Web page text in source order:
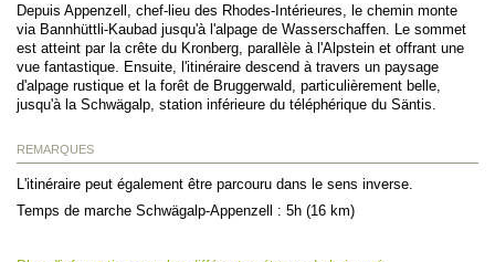
Depuis Appenzell, chef-lieu des Rhodes-Intérieures, le chemin monte
via Bannhüttli-Kaubad jusqu'à l'alpage de Wasserschaffen. Le sommet
est atteint par la crête du Kronberg, parallèle à l'Alpstein et offrant une
vue fantastique. Ensuite, l'itinéraire descend à travers un paysage
d'alpage rustique et la forêt de Bruggerwald, particulièrement belle,
jusqu'à la Schwägalp, station inférieure du téléphérique du Säntis.
REMARQUES
L'itinéraire peut également être parcouru dans le sens inverse.
Temps de marche Schwägalp-Appenzell : 5h (16 km)